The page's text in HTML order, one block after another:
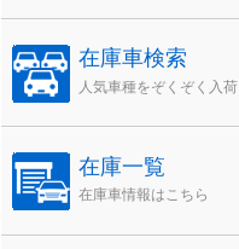
在庫車検索
人気車種をぞくぞく入荷
在庫一覧
在庫車情報はこちら